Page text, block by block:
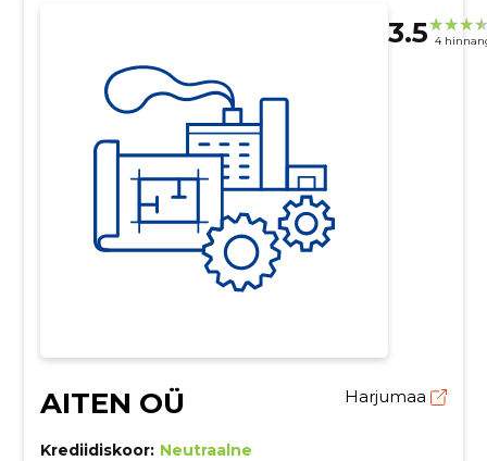
3.5 4
AITEN OÜ Harjumaa
Krediidiskoor: Neutraalne